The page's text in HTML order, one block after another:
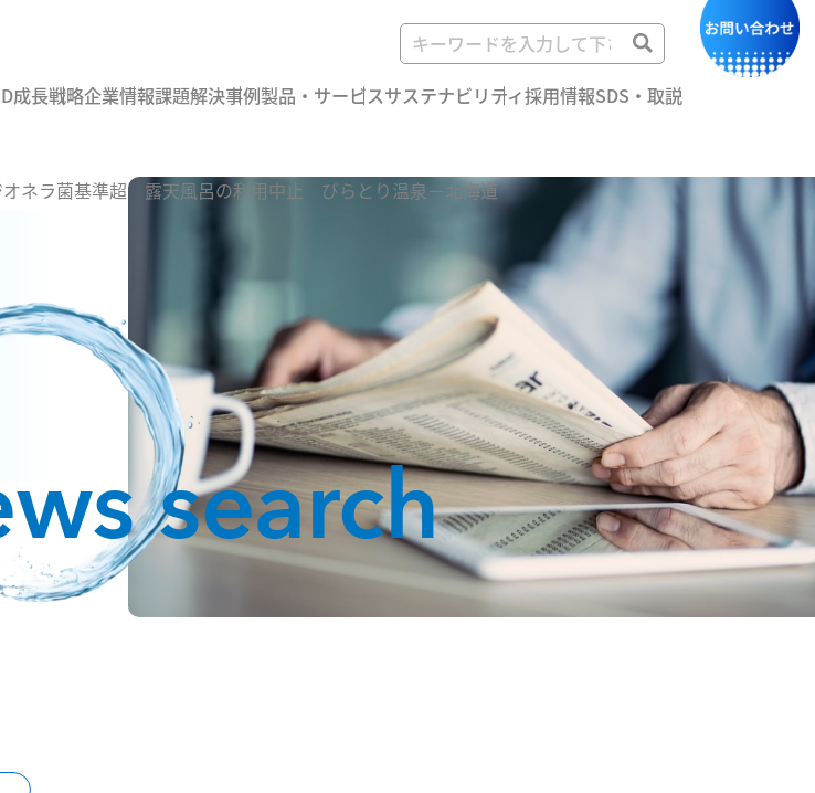
成長戦略企業情報課題解決事例製品・サービスサステナビリティ採用情報SDS・取説
オネラ菌基準超 露天風呂の利用中止 びらとり温泉－北海道
search